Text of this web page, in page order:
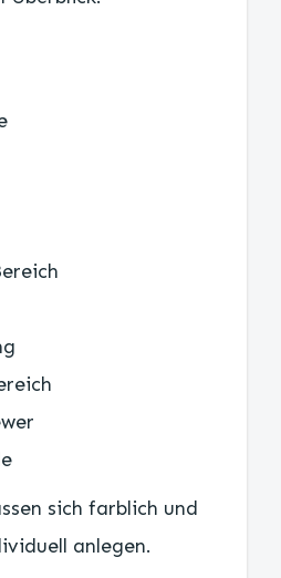
sich farblich und
anlegen.